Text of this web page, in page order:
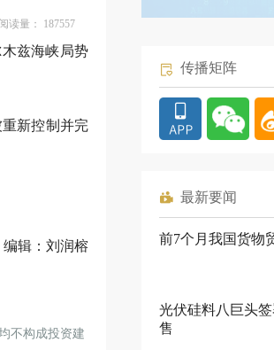
阅读量： 187557
兹海峡局势
新控制并完
编辑：刘润榕
不构成投资建
传播矩阵
最新要闻
前7个月我国货物
光伏硅料八巨头
售